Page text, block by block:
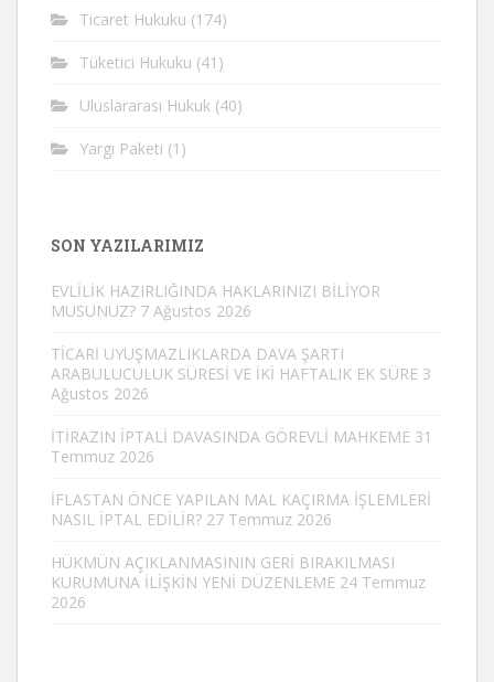
Ticaret Hukuku (174)
Tüketici Hukuku (41)
Uluslararası Hukuk (40)
Yargı Paketi (1)
SON YAZILARIMIZ
EVLİLİK HAZIRLIĞINDA HAKLARINIZI BİLİYOR
MUSUNUZ? 7 Ağustos 2026
TİCARİ UYUŞMAZLIKLARDA DAVA ŞARTI
ARABULUCULUK SÜRESİ VE İKİ HAFTALIK EK SÜRE 3
Ağustos 2026
İTİRAZIN İPTALİ DAVASINDA GÖREVLİ MAHKEME 31
Temmuz 2026
İFLASTAN ÖNCE YAPILAN MAL KAÇIRMA İŞLEMLERİ
NASIL İPTAL EDİLİR? 27 Temmuz 2026
HÜKMÜN AÇIKLANMASININ GERİ BIRAKILMASI
KURUMUNA İLİŞKİN YENİ DÜZENLEME 24 Temmuz
2026